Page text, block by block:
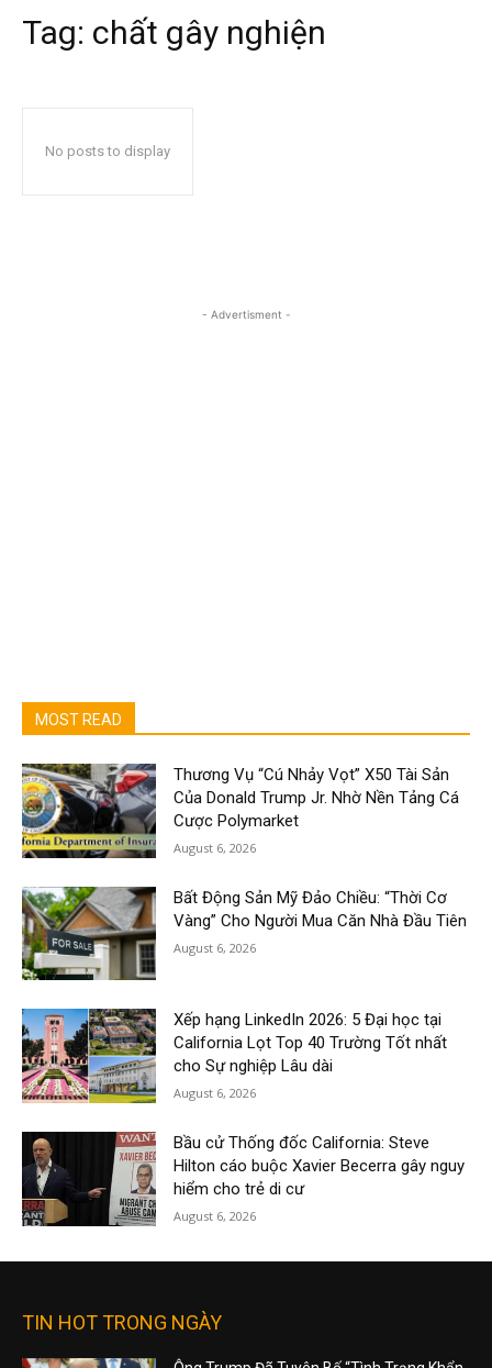
Tag: chất gây nghiện
No posts to display
- Advertisment -
MOST READ
Thương Vụ “Cú Nhảy Vọt” X50 Tài Sản
Của Donald Trump Jr. Nhờ Nền Tảng Cá
Cược Polymarket
August 6, 2026
Bất Động Sản Mỹ Đảo Chiều: “Thời Cơ
Vàng” Cho Người Mua Căn Nhà Đầu Tiên
August 6, 2026
Xếp hạng LinkedIn 2026: 5 Đại học tại
California Lọt Top 40 Trường Tốt nhất
cho Sự nghiệp Lâu dài
August 6, 2026
Bầu cử Thống đốc California: Steve
Hilton cáo buộc Xavier Becerra gây nguy
hiểm cho trẻ di cư
August 6, 2026
TIN HOT TRONG NGÀY